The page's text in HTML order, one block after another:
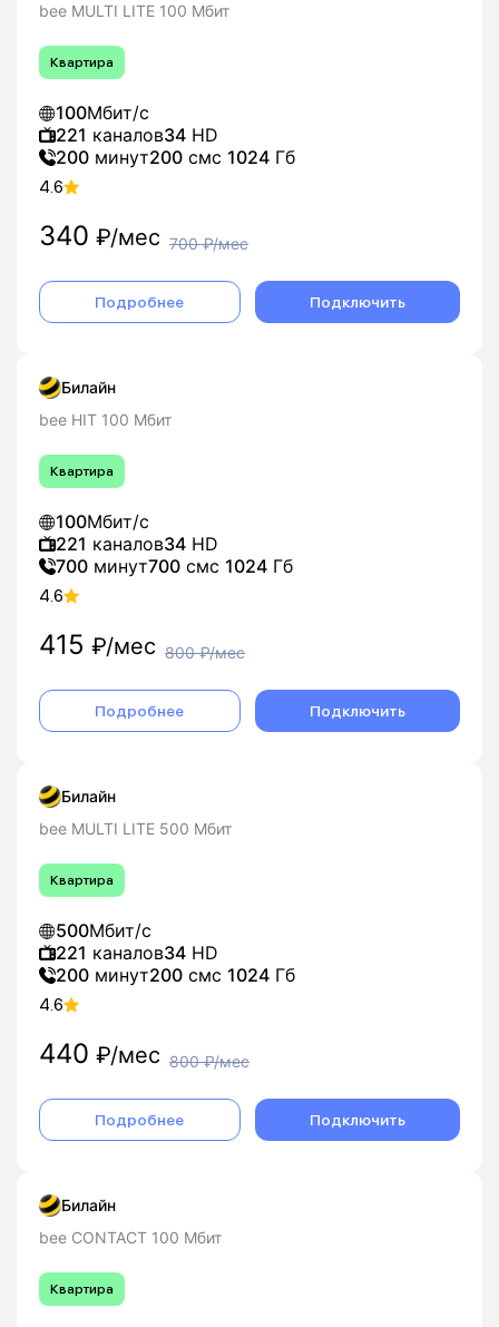
bee MULTI LITE 100 Мбит
Квартира
100Мбит/с
221 каналов34 HD
200 минут200 смс 1024 Гб
4.6
340 ₽/мес 700₽/мес
Подробнее Подключить
Билайн
bee HIT 100 Мбит
Квартира
100Мбит/с
221 каналов34 HD
700 минут700 смс 1024 Гб
4.6
415 ₽/мес 800₽/мес
Подробнее Подключить
Билайн
bee MULTI LITE 500 Мбит
Квартира
500Мбит/с
221 каналов34 HD
200 минут200 смс 1024 Гб
4.6
440 ₽/мес 800₽/мес
Подробнее Подключить
Билайн
bee CONTACT 100 Мбит
Квартира